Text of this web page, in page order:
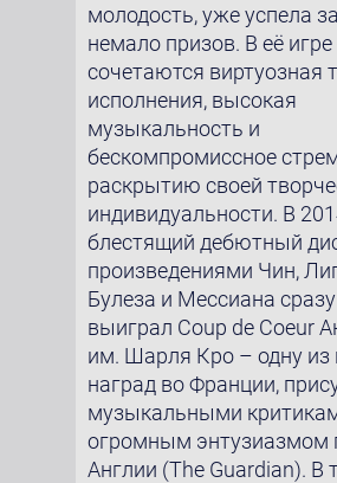
молодость, уже успела
немало призов. В её
сочетаются виртуозная
исполнения, высокая
музыкальность и
бескомпромиссное
раскрытию своей
индивидуальности. В
блестящий дебютный
произведениями Чин,
Булеза и Мессиана
выиграл Coup de Coeur
им. Шарля Кро – одну из
наград во Франции,
музыкальными
огромным энтузиазмом
Англии (The Guardian). В